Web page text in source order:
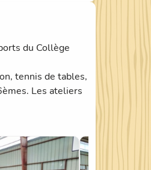
du Collège
tennis de tables,
Les ateliers